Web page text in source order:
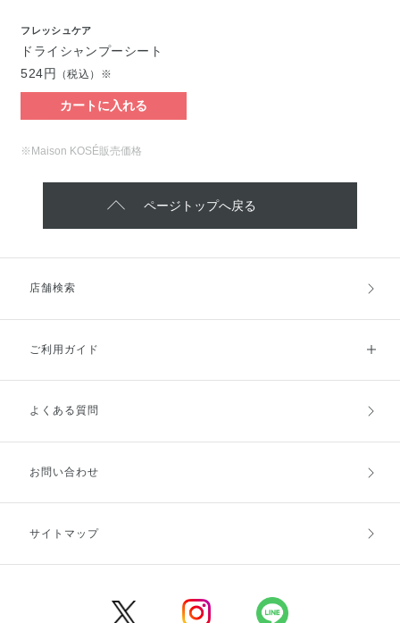
フレッシュケア
ドライシャンプーシート
524円 （税込）※
カートに入れる
※Maison KOSÉ販売価格
ページトップへ戻る
店舗検索
ご利用ガイド
ご利用ガイドトップ
お支払方法
キャンセル・返品・交換
よくある質問
お問い合わせ
サイトマップ